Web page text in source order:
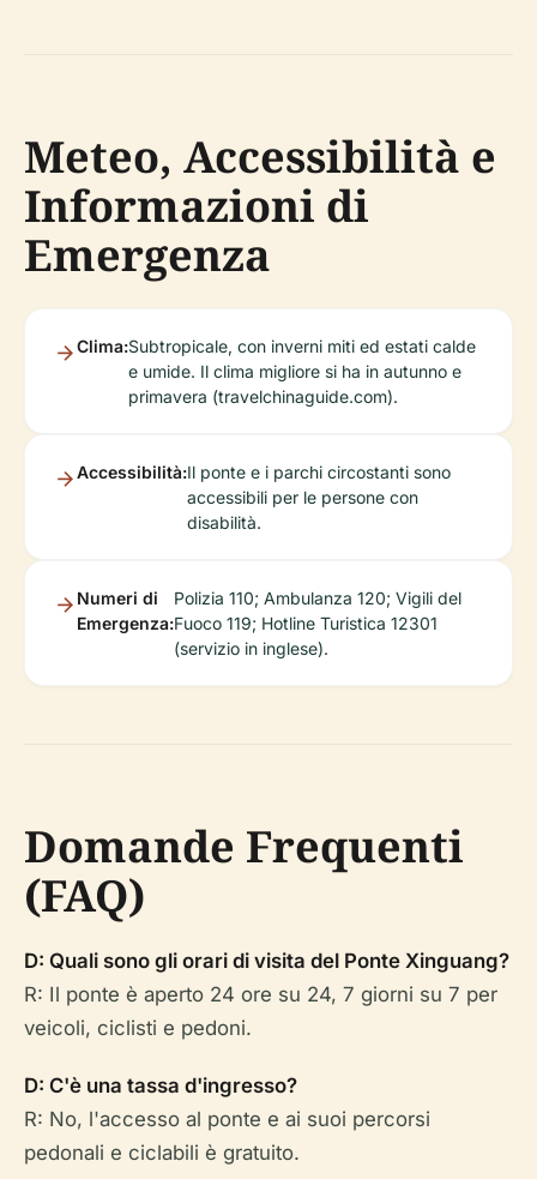
Meteo, Accessibilità e
Informazioni di
Emergenza
Clima:Subtropicale, con inverni miti ed estati calde
e umide. Il clima migliore si ha in autunno e
primavera (travelchinaguide.com).
Accessibilità:Il ponte e i parchi circostanti sono
accessibili per le persone con
disabilità.
Numeri di
Emergenza:
Polizia 110; Ambulanza 120; Vigili del
Fuoco 119; Hotline Turistica 12301
(servizio in inglese).
Domande Frequenti
(FAQ)
D: Quali sono gli orari di visita del Ponte Xinguang?
R: Il ponte è aperto 24 ore su 24, 7 giorni su 7 per
veicoli, ciclisti e pedoni.
D: C'è una tassa d'ingresso?
R: No, l'accesso al ponte e ai suoi percorsi
pedonali e ciclabili è gratuito.